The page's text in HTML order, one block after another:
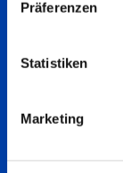
Präferenzen
Statistiken
Marketing